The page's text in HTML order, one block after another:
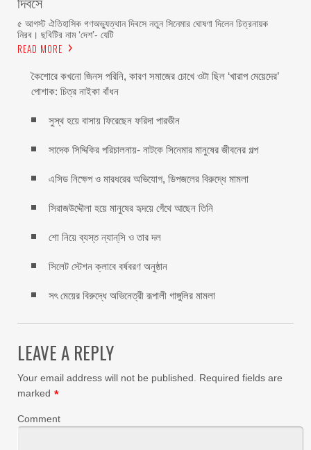
৫ আগস্ট ঐতিহাসিক গণঅভ্যুত্থান দিবসে নতুন সিনেমার ঘোষণা দিলেন চিত্রনায়ক
নিরব। ছবিটির নাম ‘দেশ’- যেটি
READ MORE
কৈশোরে কখনো জিনস পরিনি, কারণ সমাজের চোখে ওটা ছিল ‘খারাপ মেয়েদের’
পোশাক: চিত্র নাইকা বাঁধন
সুস্থ হয়ে বাসায় ফিরেছেন ফরিদা পারভীন
সাদেক সিদ্দিকির পরিচালনায়- নাটকে সিনেমার মানুষের জীবনের গল্প
এসিড নিক্ষেপ ও মারধরের অভিযোগ, ডিপজলের বিরুদ্ধে মামলা
সিরাজউদ্দৌলা হয়ে মানুষের হৃদয়ে গেঁথে আছেন তিনি
শো নিয়ে ব্যস্ত ন্যান্‌সি ও তার দল
সিলেট স্টেশন ক্লাবে বর্ষবরণ অনুষ্ঠান
সৎ মেয়ের বিরুদ্ধে অভিনেত্রী রূপালী গাঙ্গুলির মামলা
LEAVE A REPLY
Your email address will not be published.
Required fields are
marked *
Comment